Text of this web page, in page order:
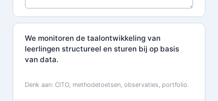
We monitoren de taalontwikkeling van
leerlingen structureel en sturen bij op basis
van data.
Denk aan: CITO, methodetoetsen, observaties, portfolio.